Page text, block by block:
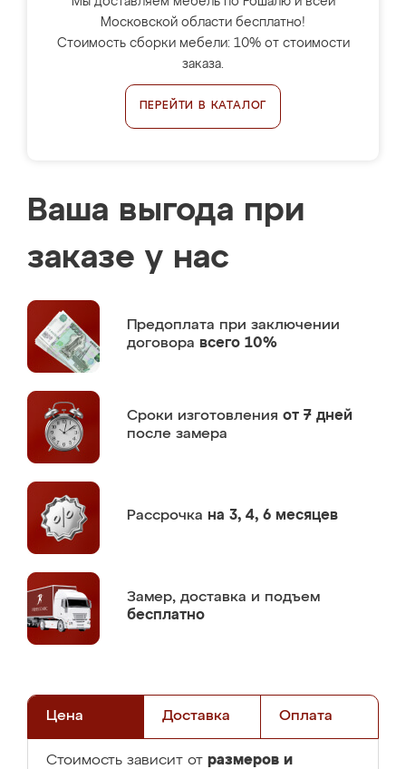
Московской области бесплатно!
Стоимость сборки мебели: 10% от стоимости
заказа.
ПЕРЕЙТИ В КАТАЛОГ
Ваша выгода при
заказе у нас
Предоплата при заключении
договора всего 10%
Сроки изготовления от 7 дней
после замера
Рассрочка на 3, 4, 6 месяцев
Замер, доставка и подъем
бесплатно
Цена Доставка Оплата
Стоимость зависит от размеров и